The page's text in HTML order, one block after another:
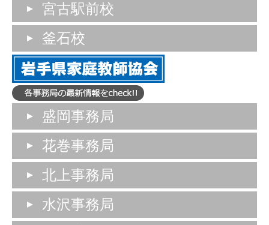
宮古駅前校
釜石校
盛岡事務局
花巻事務局
北上事務局
水沢事務局